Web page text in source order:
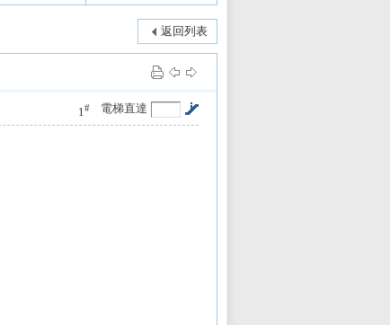
返回列表
電梯直達
1#